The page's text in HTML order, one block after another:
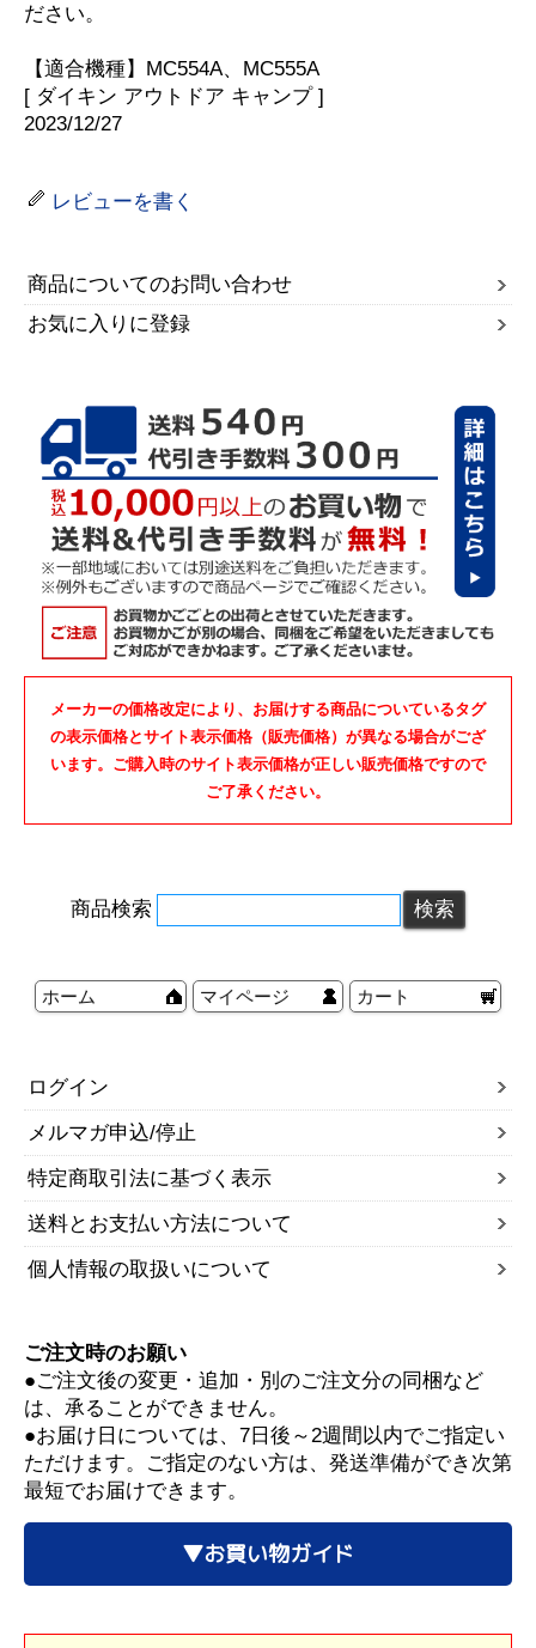
ださい。
【適合機種】MC554A、MC555A
[ ダイキン アウトドア キャンプ ]
2023/12/27
レビューを書く
商品についてのお問い合わせ
お気に入りに登録
メーカーの価格改定により、お届けする商品についているタグ
の表示価格とサイト表示価格（販売価格）が異なる場合がござ
います。ご購入時のサイト表示価格が正しい販売価格ですので
ご了承ください。
商品検索
ホーム マイページ カート
ログイン
メルマガ申込/停止
特定商取引法に基づく表示
送料とお支払い方法について
個人情報の取扱いについて
ご注文時のお願い
●ご注文後の変更・追加・別のご注文分の同梱など
は、承ることができません。
●お届け日については、7日後～2週間以内でご指定い
ただけます。ご指定のない方は、発送準備ができ次第
最短でお届けできます。
▼お買い物ガイド